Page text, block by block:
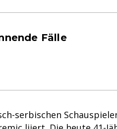
Fälle
serbischen